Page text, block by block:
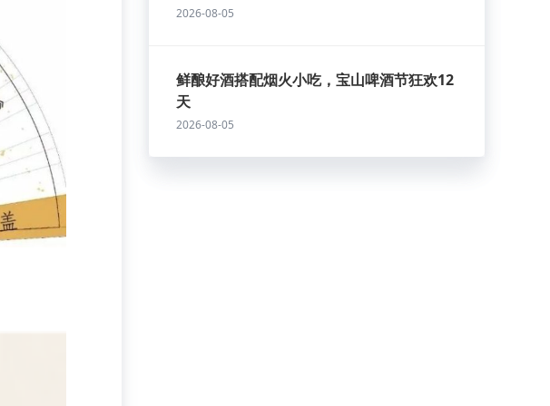
2026-08-05
鲜酿好酒搭配烟火小吃，宝山啤酒节狂欢12
天
2026-08-05